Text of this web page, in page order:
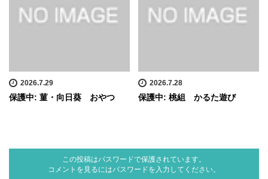
2026.7.29
保護中: 菫・向日葵 おやつ
2026.7.28
保護中: 桃組 かるた遊び
この投稿はパスワードで保護されています。
コメントを見るにはパスワードを入力してください。